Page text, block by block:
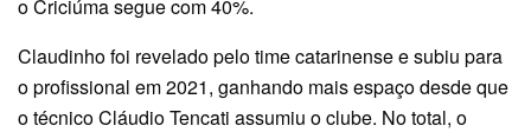
o Criciúma segue com 40%.
Claudinho foi revelado pelo time catarinense e subiu para
o profissional em 2021, ganhando mais espaço desde que
o técnico Cláudio Tencati assumiu o clube. No total, o